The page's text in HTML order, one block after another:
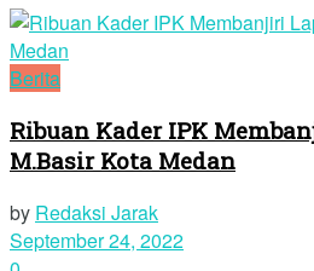
Berita
Ribuan Kader IPK
M.Basir Kota Medan
by Redaksi Jarak
September 24, 2022